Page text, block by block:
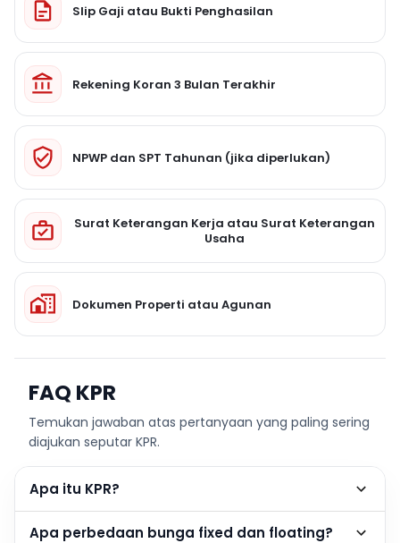
Slip Gaji atau Bukti Penghasilan
Rekening Koran 3 Bulan Terakhir
NPWP dan SPT Tahunan (jika diperlukan)
Surat Keterangan Kerja atau Surat Keterangan
Usaha
Dokumen Properti atau Agunan
FAQ KPR
Temukan jawaban atas pertanyaan yang paling sering
diajukan seputar KPR.
Apa itu KPR?
Apa perbedaan bunga fixed dan floating?